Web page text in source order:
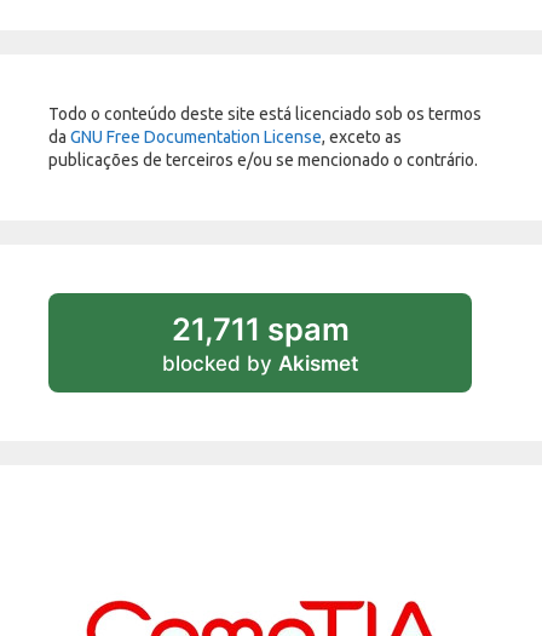
Todo o conteúdo deste site está licenciado sob os termos
da GNU Free Documentation License, exceto as
publicações de terceiros e/ou se mencionado o contrário.
21,711 spam
blocked by Akismet